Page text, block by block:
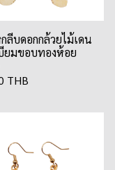
ลีบดอกกล้วยไม้เดน
ยมขอบทองห้อย
THB